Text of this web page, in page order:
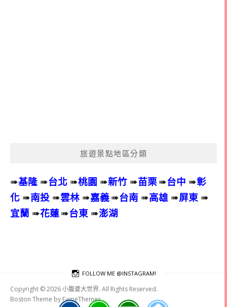
旅遊景點地區分類
➠基隆 ➠台北 ➠桃園 ➠新竹 ➠苗栗➠台中 ➠彰
化 ➠南投 ➠雲林 ➠嘉義➠台南 ➠高雄 ➠屏東 ➠
宜蘭 ➠花蓮➠台東 ➠澎湖
FOLLOW ME @INSTAGRAM!
Copyright © 2026 小腹婆大世界. All Rights Reserved.
Boston Theme by FameThemes